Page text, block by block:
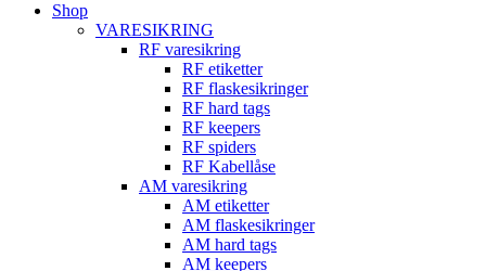
Shop
VARESIKRING
RF varesikring
RF etiketter
RF flaskesikringer
RF hard tags
RF keepers
RF spiders
RF Kabellåse
AM varesikring
AM etiketter
AM flaskesikringer
AM hard tags
AM keepers